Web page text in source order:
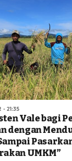
- 21:35
Vale bagi
dengan
UMKM”